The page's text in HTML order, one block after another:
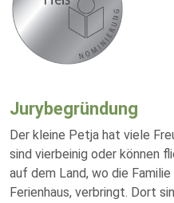
Jurybegründung
Der kleine Petja hat viele
sind vierbeinig oder können
auf dem Land, wo die
Ferienhaus, verbringt. Dort